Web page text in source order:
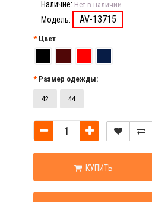
Наличие: Нет в наличии
Модель: AV-13715
Цвет
Размер одежды:
42 44
КУПИТЬ